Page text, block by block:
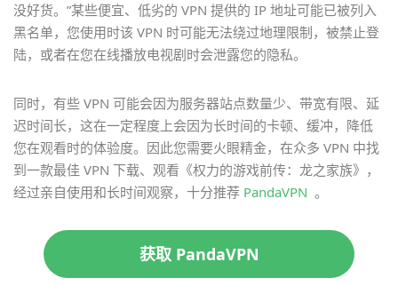
没好货。”某些便宜、低劣的 VPN 提供的 IP 地址可能已被列入
黑名单，您使用时该 VPN 时可能无法绕过地理限制，被禁止登
陆，或者在您在线播放电视剧时会泄露您的隐私。
同时，有些 VPN 可能会因为服务器站点数量少、带宽有限、延
迟时间长，这在一定程度上会因为长时间的卡顿、缓冲，降低
您在观看时的体验度。因此您需要火眼精金，在众多 VPN 中找
到一款最佳 VPN 下载、观看《权力的游戏前传：龙之家族》，
经过亲自使用和长时间观察，十分推荐 PandaVPN 。
获取 PandaVPN